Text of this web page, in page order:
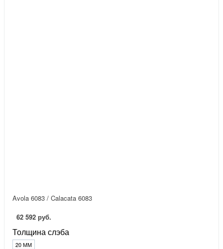
Avola 6083 / Calacata 6083
62 592 руб.
Толщина слэба
20 ММ